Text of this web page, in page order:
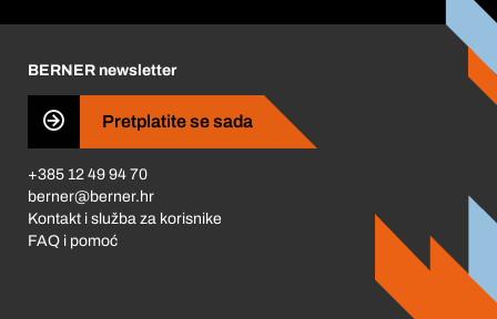
Business Conduct
BERNER newsletter
Pretplatite se sada
+385 12 49 94 70
berner@berner.hr
Kontakt i služba za korisnike
FAQ i pomoć